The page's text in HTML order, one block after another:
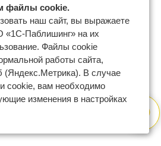
файлы cookie.
наш сайт, вы выражаете
«1С-Паблишинг» на их
Файлы cookie
работы сайта,
(Яндекс.Метрика). В случае
cookie, вам необходимо
изменения в настройках